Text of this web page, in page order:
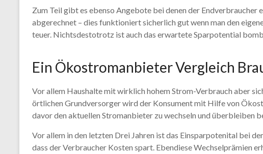
Zum Teil gibt es ebenso Angebote bei denen der
abgerechnet – dies funktioniert sicherlich gut wenn man den
teuer. Nichtsdestotrotz ist auch das erwartete Sparpotential
Ein Ökostromanbieter Vergleich
Vor allem Haushalte mit wirklich hohem Strom-Verbrauch aber
örtlichen Grundversorger wird der Konsument mit Hilfe von
davor den aktuellen Stromanbieter zu wechseln und überbleiben
Vor allem in den letzten Drei Jahren ist das Einsparpotenital bei
dass der Verbraucher Kosten spart. Ebendiese Wechselprämien